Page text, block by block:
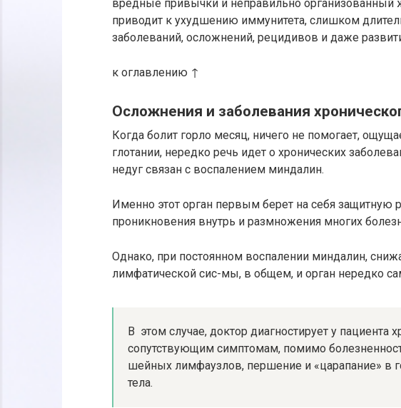
вредные привычки и неправильно организованный
приводит к ухудшению иммунитета, слишком
заболеваний, осложнений, рецидивов и даже
к оглавлению ↑
Осложнения и заболевания
Когда болит горло месяц, ничего не помогает,
глотании, нередко речь идет о хронических
недуг связан с воспалением миндалин.
Именно этот орган первым берет на себя защитную
проникновения внутрь и размножения многих
Однако, при постоянном воспалении миндалин,
лимфатической сис-мы, в общем, и орган нередко
В этом случае, доктор диагностирует у пациента
сопутствующим симптомам, помимо
шейных лимфаузлов, першение и «царапание» в
тела.